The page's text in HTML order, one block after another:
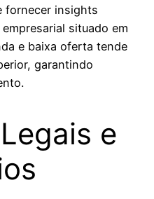
fornecer insights
situado em
e baixa oferta tende
garantindo
e